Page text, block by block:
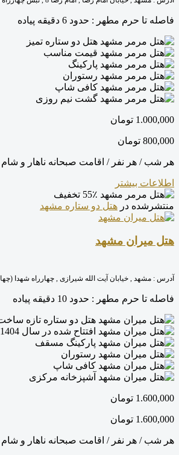
فاصله تا حرم مطهر : حدود 6 دقیقه پیاده
هتل دو ستاره تمیز
قیمت مناسب
پارکینگ
رستوران
کافی شاپ
گشت نیم روزی
1.000,000 تومان
800,000 تومان
هر شب / هر نفر / اقامت صبحانه ناهار و شام
اطلاعات بیشتر
55٪ تخفیف
منتشرشده در هتل دو ستاره مشهد
هتل میران مشهد
آدرس : مشهد , خیابان آیت الله شیرازی , چهارراه شهدا
فاصله تا حرم مطهر : حدود 10 دقیقه پیاده
هتل دو ستاره تازه
افتتاح شده در سال 1404
پارکینگ مسقف
رستوران
کافی شاپ
آشپزخانه مرکزی
1.600,000 تومان
1.600,000 تومان
هر شب / هر نفر / اقامت صبحانه ناهار و شام